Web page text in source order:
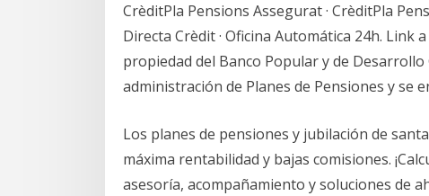
CrèditPla Pensions Assegurat · CrèditPla
Directa Crèdit · Oficina Automática 24h. Link
propiedad del Banco Popular y de
administración de Planes de Pensiones y se
Los planes de pensiones y jubilación de
máxima rentabilidad y bajas comisiones.
asesoría, acompañamiento y soluciones de